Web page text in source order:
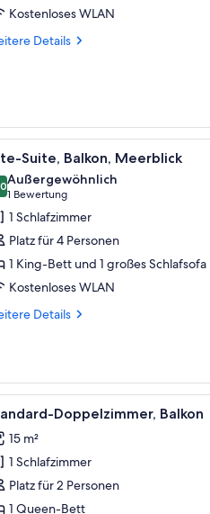
Kostenloses WLAN
Details
und Blick auf eine Ein
1 Suite, Balkon, Meerblick
von 10
Außergewöhnlich
1 Bewertung
(1
Bewertung)
1 Schlafzimmer
Platz für 4 Personen
1 King-Bett und 1 großes Schlafsofa
Kostenloses WLAN
Details
Bett, einem Schreibtisch und
Ein
1 Doppelzimmer, Balkon
15 m²
1 Schlafzimmer
Platz für 2 Personen
1 Queen-Bett